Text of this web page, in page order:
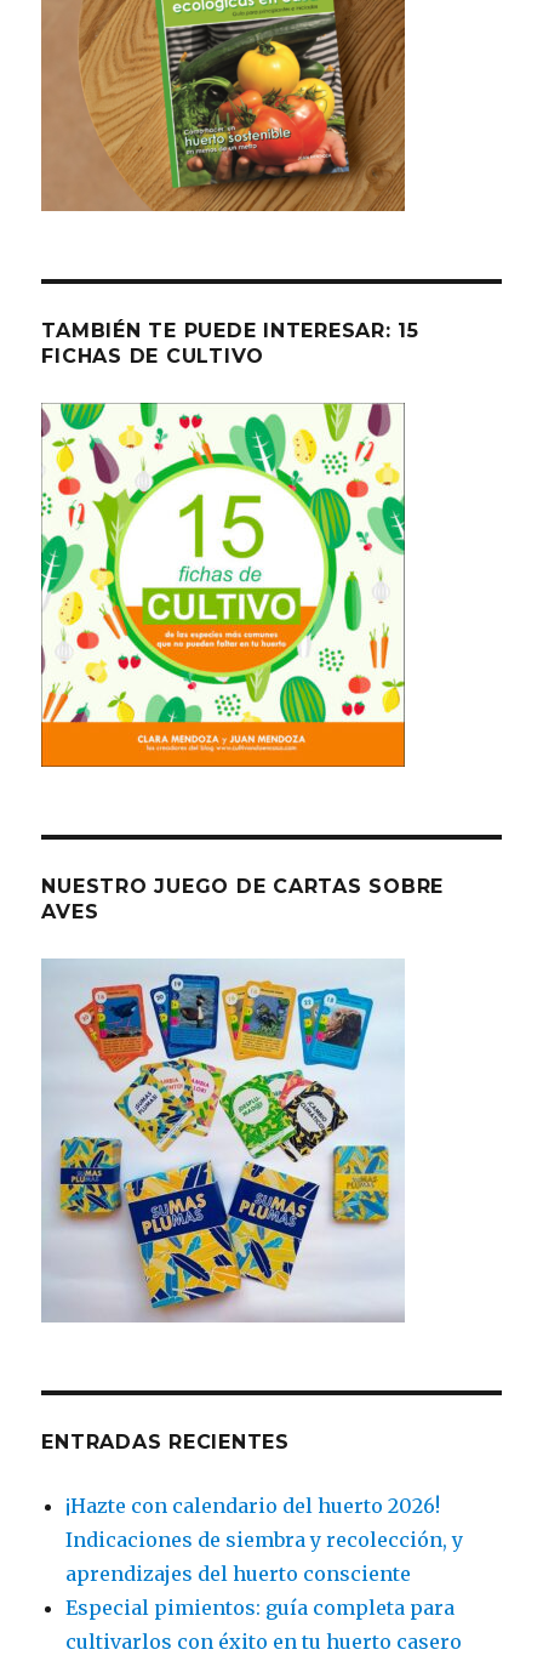
TAMBIÉN TE PUEDE INTERESAR: 15
FICHAS DE CULTIVO
NUESTRO JUEGO DE CARTAS SOBRE
AVES
ENTRADAS RECIENTES
¡Hazte con calendario del huerto 2026!
Indicaciones de siembra y recolección, y
aprendizajes del huerto consciente
Especial pimientos: guía completa para
cultivarlos con éxito en tu huerto casero